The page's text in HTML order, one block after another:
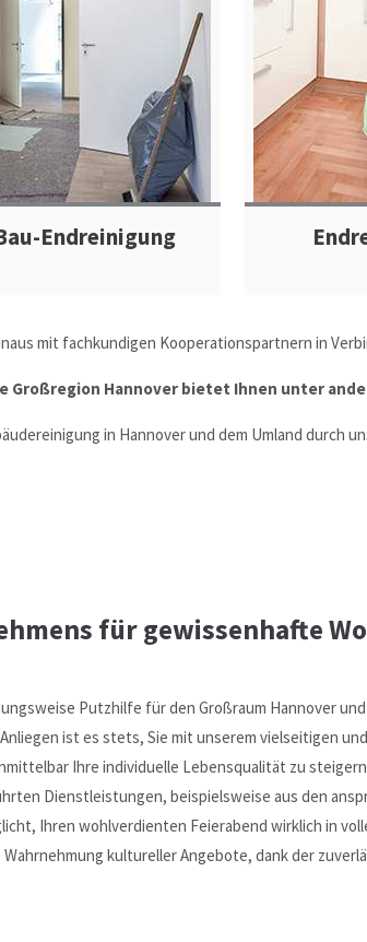
Endreinigung
mit fachkundigen Kooperationspartnern in
Großregion Hannover bietet Ihnen unter
in Hannover und dem Umland durch
für gewissenhafte
Putzhilfe für den Großraum Hannover
ist es stets, Sie mit unserem vielseitigen
Ihre individuelle Lebensqualität zu
Dienstleistungen, beispielsweise aus den
Ihren wohlverdienten Feierabend wirklich in
kultureller Angebote, dank der